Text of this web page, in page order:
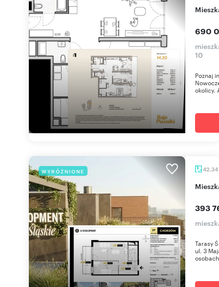
690
10
Poznaj
okolicy.
WYRÓŻNIONE 42,34
393
Tarasy
ul. 3